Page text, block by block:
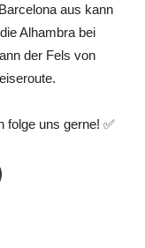
aus kann
Alhambra bei
der Fels von
folge uns gerne! ✅